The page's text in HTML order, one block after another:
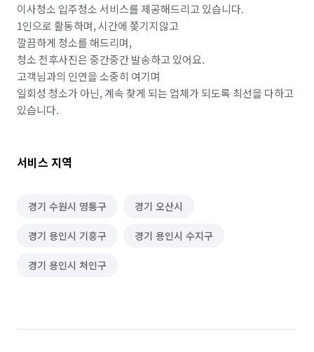
이사청소 입주청소 서비스를 제공해드리고 있습니다.
1인으로 활동하며, 시간에 쫒기지않고
깔끔하게 청소를 해드리며,
청소 전후사진은 중간중간 발송하고 있어요.
고객님과의 인연을 소중히 여기며
일회성 청소가 아닌, 계속 찾게 되는 업체가 되도록 최선을 다하고
서비스 지역
경기 수원시 영통구 경기 오산시
경기 용인시 기흥구 경기 용인시 수지구
경기 용인시 처인구